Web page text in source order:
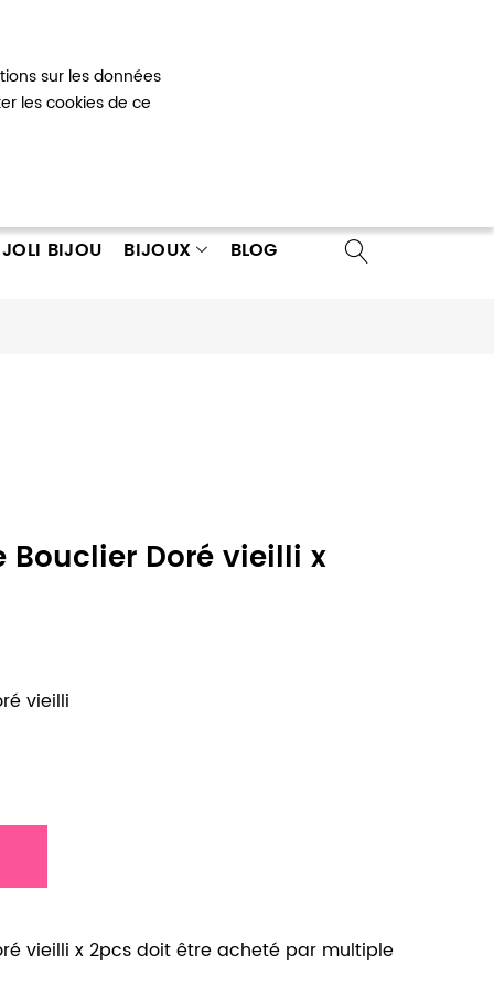
sur les données
les cookies de ce
compte
BIJOU BIJOUX BLOG
Bouclier Doré vieilli x
vieilli
vieilli x 2pcs doit être acheté par multiple